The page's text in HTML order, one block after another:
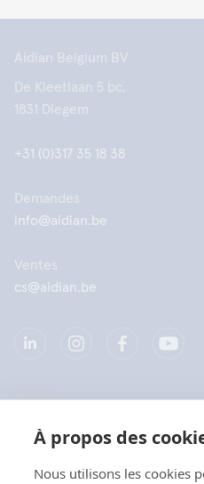
À propos des
Nous utilisons les cookies
Aidian Belgium BV
De Kleetlaan 5 bc,
1831 Diegem
+31 (0)317 35 18 38
Demandes
info@aidian.be
Ventes
cs@aidian.be